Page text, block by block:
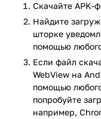
Скачайте APK-
Найдите
шторке
помощью
Если файл
WebView на
помощью
попробуйте
например,